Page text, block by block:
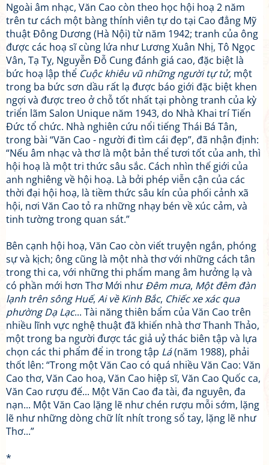
Ngoài âm nhạc, Văn Cao còn theo học hội hoạ 2 năm
trên tư cách một bàng thính viên tự do tại Cao đẳng Mỹ
thuật Đông Dương (Hà Nội) từ năm 1942; tranh của ông
được các hoạ sĩ cùng lứa như Lương Xuân Nhị, Tô Ngọc
Vân, Tạ Tỵ, Nguyễn Đỗ Cung đánh giá cao, đặc biệt là
bức hoạ lập thể Cuộc khiêu vũ những người tự tử, một
trong ba bức sơn dầu rất lạ được báo giới đặc biệt khen
ngợi và được treo ở chỗ tốt nhất tại phòng tranh của kỳ
triển lãm Salon Unique năm 1943, do Nhà Khai trí Tiến
Đức tổ chức. Nhà nghiên cứu nổi tiếng Thái Bá Tân,
trong bài “Văn Cao - người đi tìm cái đẹp”, đã nhận định:
“Nếu âm nhạc và thơ là một bản thể tươi tốt của anh, thì
hội hoạ là một tri thức sâu sắc. Cách nhìn thế giới của
anh nghiêng về hội hoạ. Là bởi phép viễn cận của các
thời đại hội hoạ, là tiềm thức sâu kín của phối cảnh xã
hội, nơi Văn Cao tỏ ra những nhạy bén về xúc cảm, và
tinh tường trong quan sát.”
Bên cạnh hội hoạ, Văn Cao còn viết truyện ngắn, phóng
sự và kịch; ông cũng là một nhà thơ với những cách tân
trong thi ca, với những thi phẩm mang âm hưởng lạ và
có phần mới hơn Thơ Mới như Đêm mưa, Một đêm đàn
lạnh trên sông Huế, Ai về Kinh Bắc, Chiếc xe xác qua
phường Dạ Lạc... Tài năng thiên bẩm của Văn Cao trên
nhiều lĩnh vực nghệ thuật đã khiến nhà thơ Thanh Thảo,
một trong ba người được tác giả uỷ thác biên tập và lựa
chọn các thi phẩm để in trong tập Lá(năm 1988), phải
thốt lên: “Trong một Văn Cao có quá nhiều Văn Cao: Văn
Cao thơ, Văn Cao hoạ, Văn Cao hiệp sĩ, Văn Cao Quốc ca,
Văn Cao rượu đế... Một Văn Cao đa tài, đa nguyên, đa
nạn... Một Văn Cao lặng lẽ như chén rượu mỗi sớm, lặng
lẽ như những dòng chữ lít nhít trong sổ tay, lặng lẽ như
Thơ...”
*